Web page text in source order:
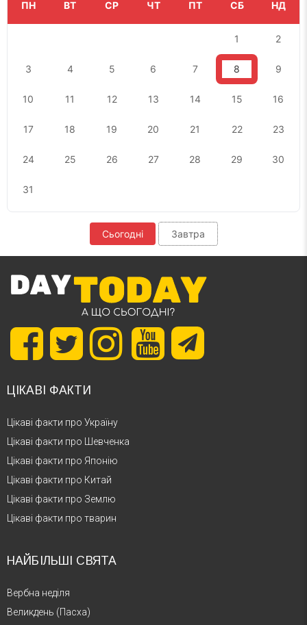
ПН ВТ СР ЧТ ПТ СБ НД
1 2
3 4 5 6 7 8 9
10 11 12 13 14 15 16
17 18 19 20 21 22 23
24 25 26 27 28 29 30
31
Сьогодні Завтра
ЦІКАВІ ФАКТИ
Цікаві факти про Україну
Цікаві факти про Шевченка
Цікаві факти про Японію
Цікаві факти про Китай
Цікаві факти про Землю
Цікаві факти про тварин
НАЙБІЛЬШІ СВЯТА
Вербна неділя
Великдень (Пасха)